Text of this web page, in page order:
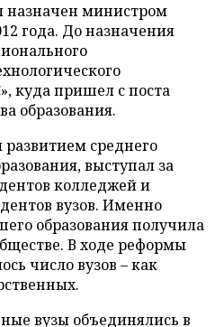
министром
года. До назначения
куда пришел с поста
образования.
среднего
выступал за
колледжей и
вузов. Именно
образования получила
В ходе реформы
число вузов – как
вузы объединялись в